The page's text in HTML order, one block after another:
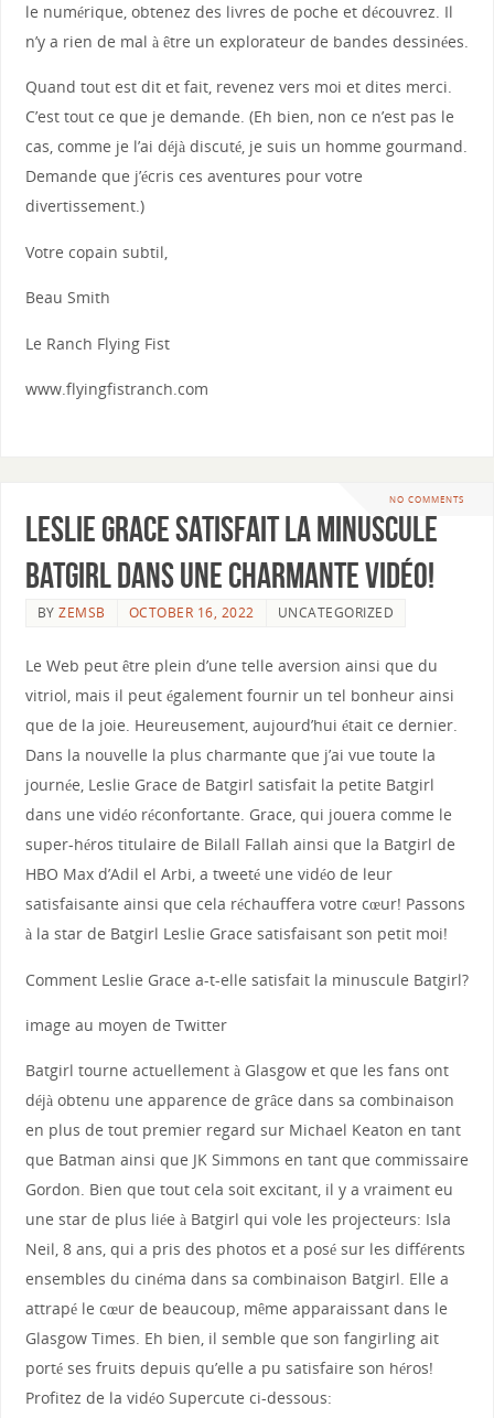
le numérique, obtenez des livres de poche et découvrez. Il
n’y a rien de mal à être un explorateur de bandes dessinées.
Quand tout est dit et fait, revenez vers moi et dites merci.
C’est tout ce que je demande. (Eh bien, non ce n’est pas le
cas, comme je l’ai déjà discuté, je suis un homme gourmand.
Demande que j’écris ces aventures pour votre
divertissement.)
Votre copain subtil,
Beau Smith
Le Ranch Flying Fist
www.flyingfistranch.com
NO COMMENTS
Leslie Grace satisfait la minuscule
Batgirl dans une charmante vidéo!
BYZEMSB OCTOBER 16, 2022 UNCATEGORIZED
Le Web peut être plein d’une telle aversion ainsi que du
vitriol, mais il peut également fournir un tel bonheur ainsi
que de la joie. Heureusement, aujourd’hui était ce dernier.
Dans la nouvelle la plus charmante que j’ai vue toute la
journée, Leslie Grace de Batgirl satisfait la petite Batgirl
dans une vidéo réconfortante. Grace, qui jouera comme le
super-héros titulaire de Bilall Fallah ainsi que la Batgirl de
HBO Max d’Adil el Arbi, a tweeté une vidéo de leur
satisfaisante ainsi que cela réchauffera votre cœur! Passons
à la star de Batgirl Leslie Grace satisfaisant son petit moi!
Comment Leslie Grace a-t-elle satisfait la minuscule Batgirl?
image au moyen de Twitter
Batgirl tourne actuellement à Glasgow et que les fans ont
déjà obtenu une apparence de grâce dans sa combinaison
en plus de tout premier regard sur Michael Keaton en tant
que Batman ainsi que JK Simmons en tant que commissaire
Gordon. Bien que tout cela soit excitant, il y a vraiment eu
une star de plus liée à Batgirl qui vole les projecteurs: Isla
Neil, 8 ans, qui a pris des photos et a posé sur les différents
ensembles du cinéma dans sa combinaison Batgirl. Elle a
attrapé le cœur de beaucoup, même apparaissant dans le
Glasgow Times. Eh bien, il semble que son fangirling ait
porté ses fruits depuis qu’elle a pu satisfaire son héros!
Profitez de la vidéo Supercute ci-dessous: